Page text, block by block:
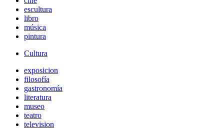
escultura
libro
música
pintura
Cultura
exposicion
filosofía
gastronomía
literatura
museo
teatro
television